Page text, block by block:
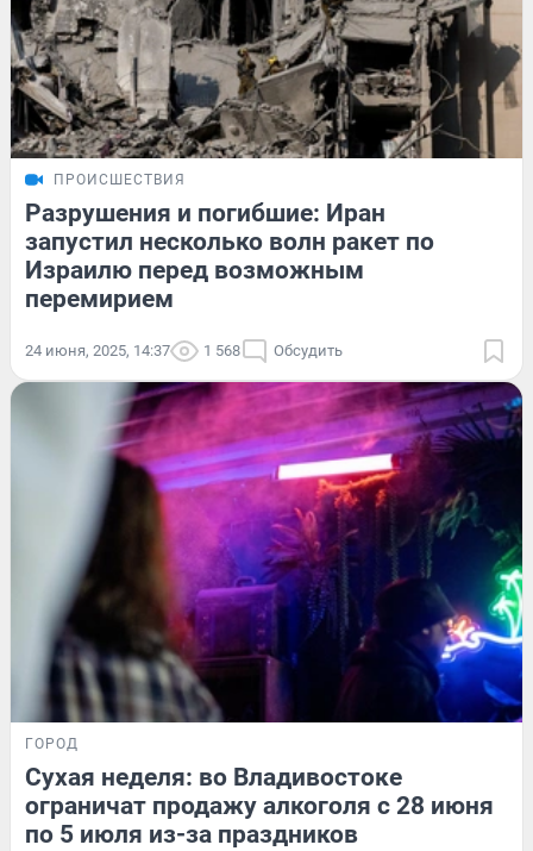
ПРОИСШЕСТВИЯ
Разрушения и погибшие: Иран
запустил несколько волн ракет по
Израилю перед возможным
перемирием
24 июня, 2025, 14:37 1 568 Обсудить
ГОРОД
Сухая неделя: во Владивостоке
ограничат продажу алкоголя с 28 июня
по 5 июля из-за праздников